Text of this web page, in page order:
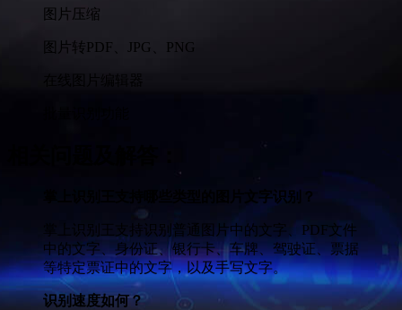
图片压缩
图片转PDF、JPG、PNG
掌上识别王支持哪些类型的图片文字识别？
掌上识别王支持识别普通图片中的文字、PDF文件
中的文字、身份证、银行卡、车牌、驾驶证、票据
等特定票证中的文字，以及手写文字。
识别速度如何？